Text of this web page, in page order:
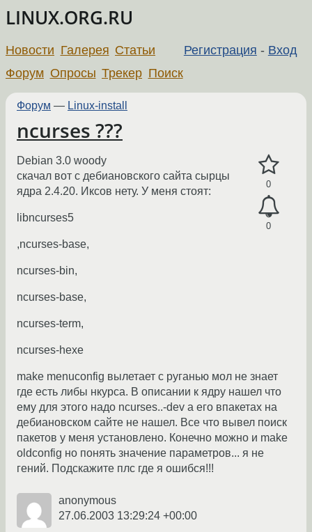
LINUX.ORG.RU
Регистрация - Вход
Новости Галерея Статьи
Форум Опросы Трекер Поиск
Форум — Linux-install
ncurses ???
0
0
Debian 3.0 woody
скачал вот с дебиановского сайта сырцы
ядра 2.4.20. Иксов нету. У меня стоят:
libncurses5
,ncurses-base,
ncurses-bin,
ncurses-base,
ncurses-term,
ncurses-hexe
make menuconfig вылетает с руганью мол не знает
где есть либы нкурса. В описании к ядру нашел что
ему для этого надо ncurses..-dev а его впакетах на
дебиановском сайте не нашел. Все что вывел поиск
пакетов у меня установлено. Конечно можно и make
oldconfig но понять значение параметров... я не
гений. Подскажите плс где я ошибся!!!
anonymous
27.06.2003 13:29:24 +00:00